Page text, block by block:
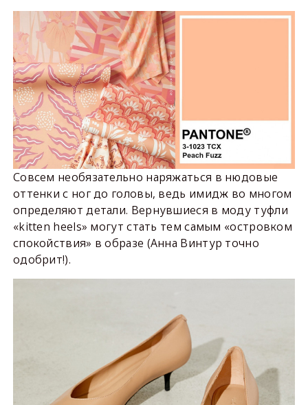
Совсем необязательно наряжаться в нюдовые
оттенки с ног до головы, ведь имидж во многом
определяют детали. Вернувшиеся в моду туфли
«kitten heels» могут стать тем самым «островком
спокойствия» в образе (Анна Винтур точно
одобрит!).